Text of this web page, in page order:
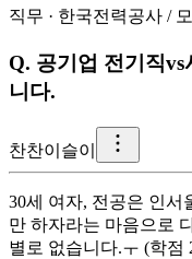
직무 · 한국전력공사 /
Q. 공기업 전기직
니다.
찬찬이슬이
30세 여자, 전공은 인서
만 하자라는 마음으로
별로 없습니다.ㅜ (학